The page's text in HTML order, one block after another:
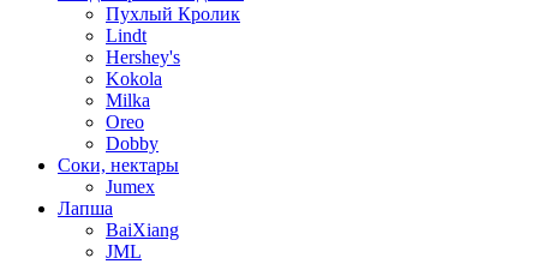
Пухлый Кролик
Lindt
Hershey's
Kokola
Milka
Oreo
Dobby
Соки, нектары
Jumex
Лапша
BaiXiang
JML